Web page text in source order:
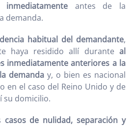
antes de la
demanda.
habitual del demandante,
haya residido allí durante al
inmediatamente anteriores a la
demanda y, o bien es nacional
en el caso del Reino Unido y de
su domicilio.
casos de nulidad, separación y